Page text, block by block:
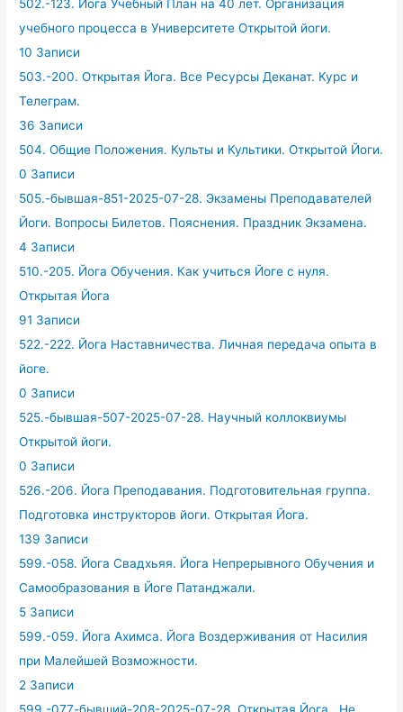
502.-123. Йога Учебный План на 40 лет. Организация
учебного процесса в Университете Открытой йоги.
10 Записи
503.-200. Открытая Йога. Все Ресурсы Деканат. Курс и
Телеграм.
36 Записи
504. Общие Положения. Культы и Культики. Открытой Йоги.
0 Записи
505.-бывшая-851-2025-07-28. Экзамены Преподавателей
Йоги. Вопросы Билетов. Пояснения. Праздник Экзамена.
4 Записи
510.-205. Йога Обучения. Как учиться Йоге с нуля.
Открытая Йога
91 Записи
522.-222. Йога Наставничества. Личная передача опыта в
йоге.
0 Записи
525.-бывшая-507-2025-07-28. Научный коллоквиумы
Открытой йоги.
0 Записи
526.-206. Йога Преподавания. Подготовительная группа.
Подготовка инструкторов йоги. Открытая Йога.
139 Записи
599.-058. Йога Свадхьяя. Йога Непрерывного Обучения и
Самообразования в Йоге Патанджали.
5 Записи
599.-059. Йога Ахимса. Йога Воздерживания от Насилия
при Малейшей Возможности.
2 Записи